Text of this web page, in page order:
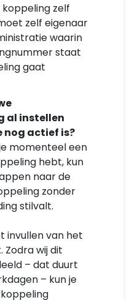
koppeling zelf
zelf eigenaar
waarin
staat
gaat
al instellen
nog actief is?
momenteel een
hebt, kun
naar de
zonder
stilvalt.
invullen van het
Zodra wij dit
– dat duurt
– kun je